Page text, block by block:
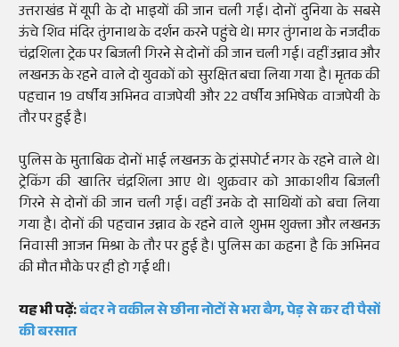
उत्तराखंड में यूपी के दो भाइयों की जान चली गई। दोनों दुनिया के सबसे
ऊंचे शिव मंदिर तुंगनाथ के दर्शन करने पहुंचे थे। मगर तुंगनाथ के नजदीक
चंद्रशिला ट्रेक पर बिजली गिरने से दोनों की जान चली गई। वहीं उन्नाव और
लखनऊ के रहने वाले दो युवकों को सुरक्षित बचा लिया गया है। मृतक की
पहचान 19 वर्षीय अभिनव वाजपेयी और 22 वर्षीय अभिषेक वाजपेयी के
तौर पर हुई है।
पुलिस के मुताबिक दोनों भाई लखनऊ के ट्रांसपोर्ट नगर के रहने वाले थे।
ट्रेकिंग की खातिर चंद्रशिला आए थे। शुक्रवार को आकाशीय बिजली
गिरने से दोनों की जान चली गई। वहीं उनके दो साथियों को बचा लिया
गया है। दोनों की पहचान उन्नाव के रहने वाले शुभम शुक्ला और लखनऊ
निवासी आजन मिश्रा के तौर पर हुई है। पुलिस का कहना है कि अभिनव
की मौत मौके पर ही हो गई थी।
यह भी पढ़ें:बंदर ने वकील से छीना नोटों से भरा बैग, पेड़ से कर दी पैसों
की बरसात